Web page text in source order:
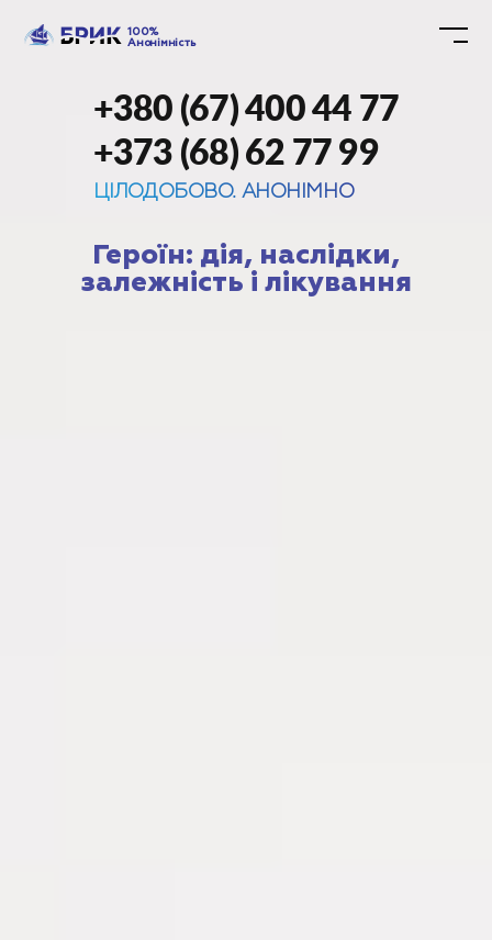
100%
Анонімність
+380 (67) 400 44 77
+373 (68) 62 77 99
ЦІЛОДОБОВО. АНОНІМНО
Героїн: дія, наслідки,
залежність і лікування